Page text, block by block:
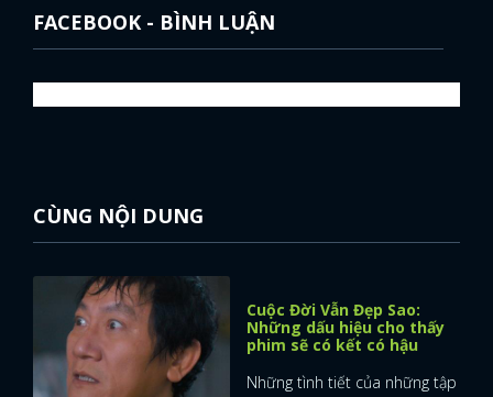
FACEBOOK - BÌNH LUẬN
CÙNG NỘI DUNG
Cuộc Đời Vẫn Đẹp Sao:
Những dấu hiệu cho thấy
phim sẽ có kết có hậu
Những tình tiết của những tập